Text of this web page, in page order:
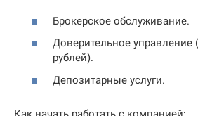
Брокерское обслуживание.
Доверительное управление
рублей).
Депозитарные услуги.